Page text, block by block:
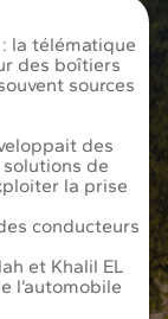
la télématique
des boîtiers
sources
des
de
la prise
conducteurs
et Khalil EL
l’automobile